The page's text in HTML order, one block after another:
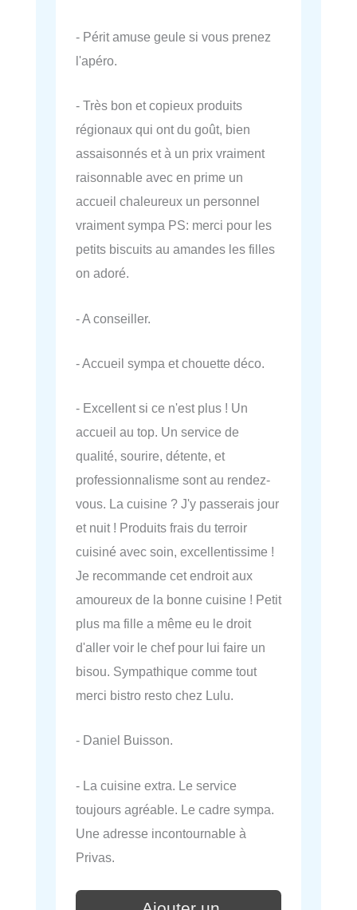
- Périt amuse geule si vous prenez
l'apéro.
- Très bon et copieux produits
régionaux qui ont du goût, bien
assaisonnés et à un prix vraiment
raisonnable avec en prime un
accueil chaleureux un personnel
vraiment sympa PS: merci pour les
petits biscuits au amandes les filles
on adoré.
- A conseiller.
- Accueil sympa et chouette déco.
- Excellent si ce n'est plus ! Un
accueil au top. Un service de
qualité, sourire, détente, et
professionnalisme sont au rendez-
vous. La cuisine ? J'y passerais jour
et nuit ! Produits frais du terroir
cuisiné avec soin, excellentissime !
Je recommande cet endroit aux
amoureux de la bonne cuisine ! Petit
plus ma fille a même eu le droit
d'aller voir le chef pour lui faire un
bisou. Sympathique comme tout
merci bistro resto chez Lulu.
- Daniel Buisson.
- La cuisine extra. Le service
toujours agréable. Le cadre sympa.
Une adresse incontournable à
Privas.